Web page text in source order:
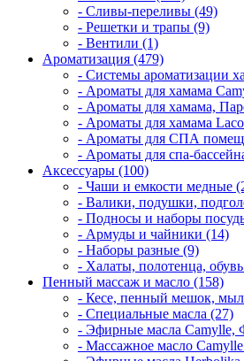
- Сливы-переливы (49)
- Решетки и трапы (9)
- Вентили (1)
Ароматизация (479)
- Системы ароматизации
- Ароматы для хамама
- Ароматы для хамама,
- Ароматы для хамама
- Ароматы для СПА
- Ароматы для спа-
Аксессуары (100)
- Чаши и емкости медные
- Валики, подушки,
- Подносы и наборы
- Армуды и чайники (14)
- Наборы разные (9)
- Халаты, полотенца,
Пенный массаж и масло (158)
- Кесе, пенный мешок,
- Специальные масла (27)
- Эфирные масла Camylle,
- Массажное масло